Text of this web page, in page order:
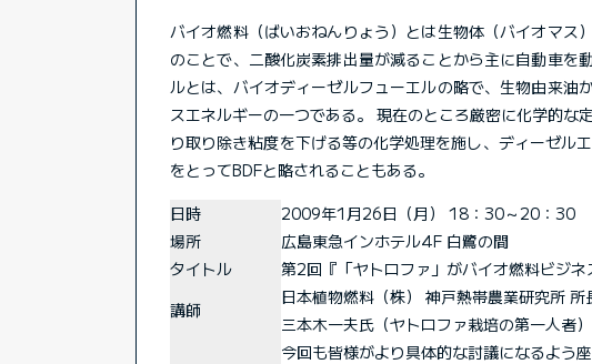
バイオ燃料（ばいおねんりょう）とは生物体（バイオマス
のことで、二酸化炭素排出量が減ることから主に自動車
ルとは、バイオディーゼルフューエルの略で、生物由来油
スエネルギーの一つである。 現在のところ厳密に化学的
り取り除き粘度を下げる等の化学処理を施し、ディーゼ
をとってBDFと略されることもある。
日時
2009年1月26日（月） 18：30～20：30
場所
広島東急インホテル4F 白鷺の間
タイトル
第2回『「ヤトロファ」がバイオ燃料ビジネ
講師
日本植物燃料（株） 神戸熱帯農業研究所 所
三本木一夫氏（ヤトロファ栽培の第一人者）
今回も皆様がより具体的な討議になるよう